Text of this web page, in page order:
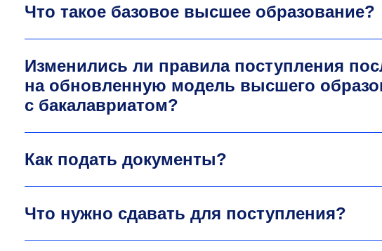
Что такое базовое высшее образование?
Изменились ли правила поступления
на обновленную модель высшего
с бакалавриатом?
Как подать документы?
Что нужно сдавать для поступления?